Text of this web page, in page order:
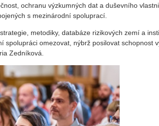
ochranu výzkumných dat a duševního
s mezinárodní spoluprací.
metodiky, databáze rizikových zemí a
spolupráci omezovat, nýbrž posilovat schopnost
Zedníková.